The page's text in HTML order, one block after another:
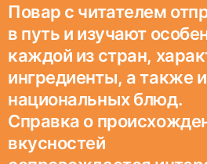
Повар с читателем
в путь и изучают
каждой из стран,
ингредиенты, а также
национальных блюд.
Справка о
вкусностей